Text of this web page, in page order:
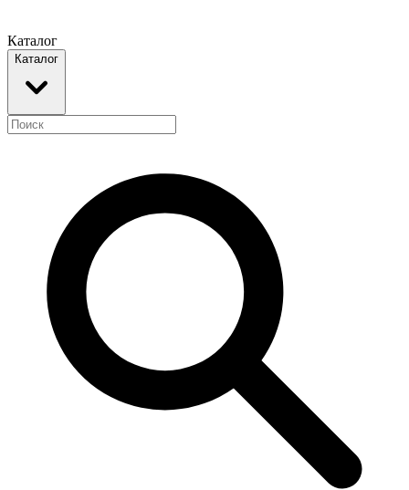
Каталог
Каталог